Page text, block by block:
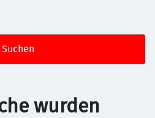
Suchen
wurden